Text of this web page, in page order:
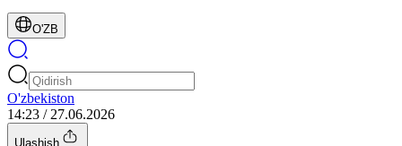
O'ZB
O'zbekiston
14:23 / 27.06.2026
Ulashish